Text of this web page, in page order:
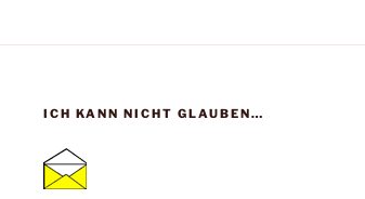
ICH KANN NICHT GLAUBEN…